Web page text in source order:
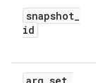
snapshot_
id